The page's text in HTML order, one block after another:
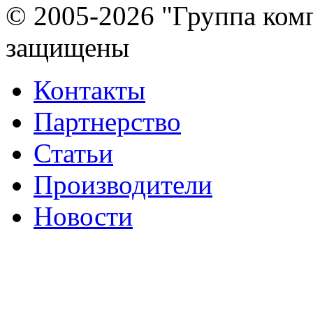
© 2005-2026 "Группа
защищены
Контакты
Партнерство
Статьи
Производители
Новости